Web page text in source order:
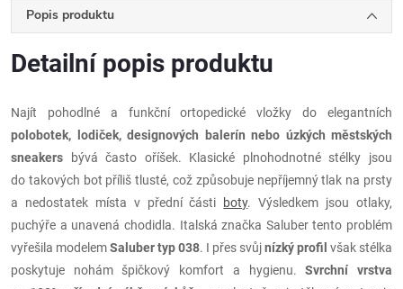
Popis produktu
Detailní popis produktu
Najít pohodlné a funkční ortopedické vložky do elegantních
polobotek, lodiček, designových balerín nebo úzkých městských
sneakers bývá často oříšek. Klasické plnohodnotné stélky jsou
do takových bot příliš tlusté, což způsobuje nepříjemný tlak na prsty
a nedostatek místa v přední části boty. Výsledkem jsou otlaky,
puchýře a unavená chodidla. Italská značka Saluber tento problém
vyřešila modelemSaluber typ 038. I přes svůjnízký profil však stélka
poskytuje nohám špičkový komfort a hygienu.Svrchní vrstva